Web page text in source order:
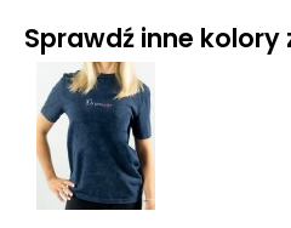
Sprawdź inne kolory